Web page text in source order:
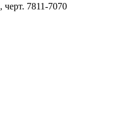
7811-7070